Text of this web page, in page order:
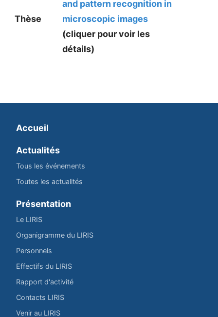
Thèse
and pattern recognition in
microscopic images
(cliquer pour voir les
détails)
Accueil
Actualités
Tous les événements
Toutes les actualités
Présentation
Le LIRIS
Organigramme du LIRIS
Personnels
Effectifs du LIRIS
Rapport d'activité
Contacts LIRIS
Venir au LIRIS